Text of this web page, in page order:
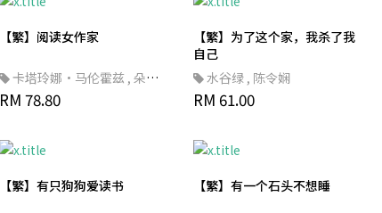
【繁】阅读女作家
卡塔玲娜·马伦霍兹 , 朵恩
·帕里西,麦德文
RM 78.80
【繁】为了这个家，我杀了我
自己
水谷绿 , 陈令娴
RM 61.00
【繁】有只狗狗爱读书 【繁】有一个石头不想睡